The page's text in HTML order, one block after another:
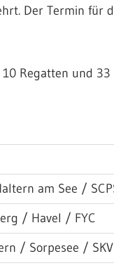
Der Termin für
Regatten und
am See /
/ Havel / FYC
/ Sorpesee /